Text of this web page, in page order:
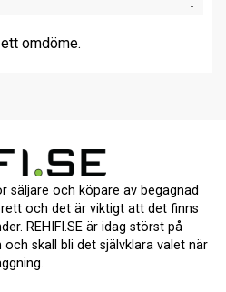
omdöme.
säljare och köpare av begagnad
och det är viktigt att det finns
REHIFI.SE är idag störst på
och skall bli det självklara valet när